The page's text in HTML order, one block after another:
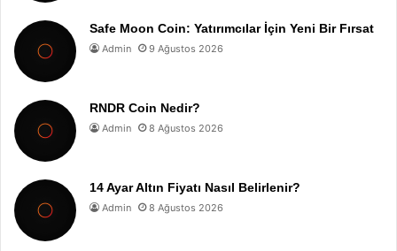
Safe Moon Coin: Yatırımcılar İçin Yeni Bir Fırsat
Admin 9 Ağustos 2026
RNDR Coin Nedir?
Admin 8 Ağustos 2026
14 Ayar Altın Fiyatı Nasıl Belirlenir?
Admin 8 Ağustos 2026